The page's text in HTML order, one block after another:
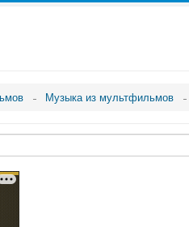
Музыка из мультфильмов